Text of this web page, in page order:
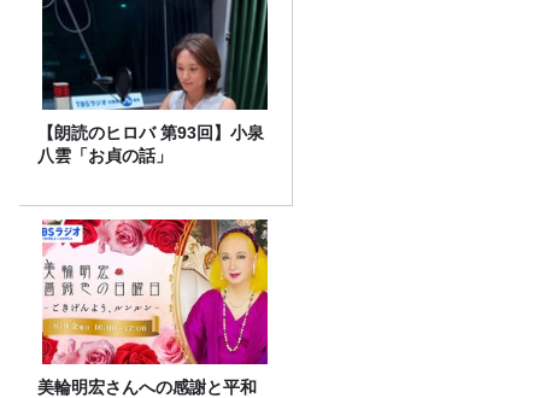
【朗読のヒロバ 第93回】小泉
八雲「お貞の話」
美輪明宏さんへの感謝と平和